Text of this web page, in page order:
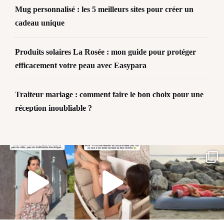
Mug personnalisé : les 5 meilleurs sites pour créer un
cadeau unique
Produits solaires La Rosée : mon guide pour protéger
efficacement votre peau avec Easypara
Traiteur mariage : comment faire le bon choix pour une
réception inoubliable ?